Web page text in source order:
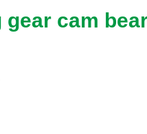
gear cam